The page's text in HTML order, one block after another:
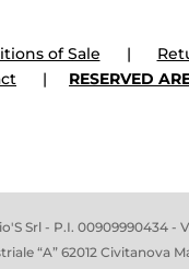
of Sale |
| RESERVED
Srl - P.I. 00909990434 -
“A” 62012 Civitanova